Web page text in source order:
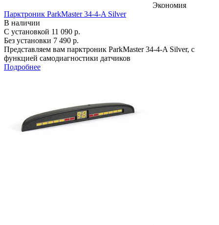
Экономия
Парктроник ParkMaster 34-4-A Silver
В наличии
С установкой 11 090 р.
Без установки 7 490 р.
Представляем вам парктроник ParkMaster 34-4-A Silver, с
функцией самодиагностики датчиков
Подробнее